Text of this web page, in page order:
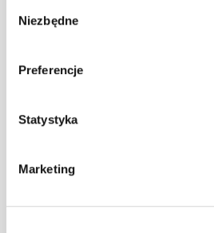
zgody
Niezbędne
Preferencje
Statystyka
Marketing